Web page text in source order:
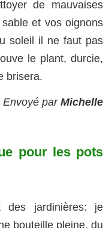
de mauvaises
et vos oignons
soleil il ne faut pas
le plant, durcie,
brisera.
Envoyé par Michelle
pour les pots
des jardinières: je
bouteille pleine, du